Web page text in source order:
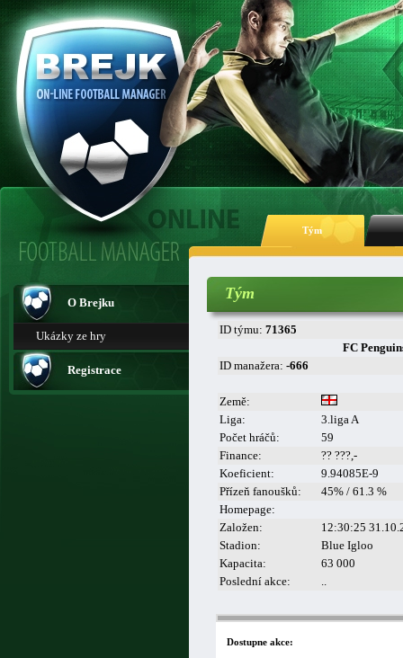
Tým
O Brejku
Ukázky ze hry
Registrace
Tým
ID týmu: 71365
FC
ID manažera: -666
Země:
Liga:
3.liga A
Počet hráčů:
59
Finance:
?? ???,-
Koeficient:
9.94085E-9
Přízeň fanoušků:
45% / 61.3 %
Homepage:
Založen:
12:30:25
Stadion:
Blue Igloo
Kapacita:
63 000
Poslední akce:
..
Dostupne akce: